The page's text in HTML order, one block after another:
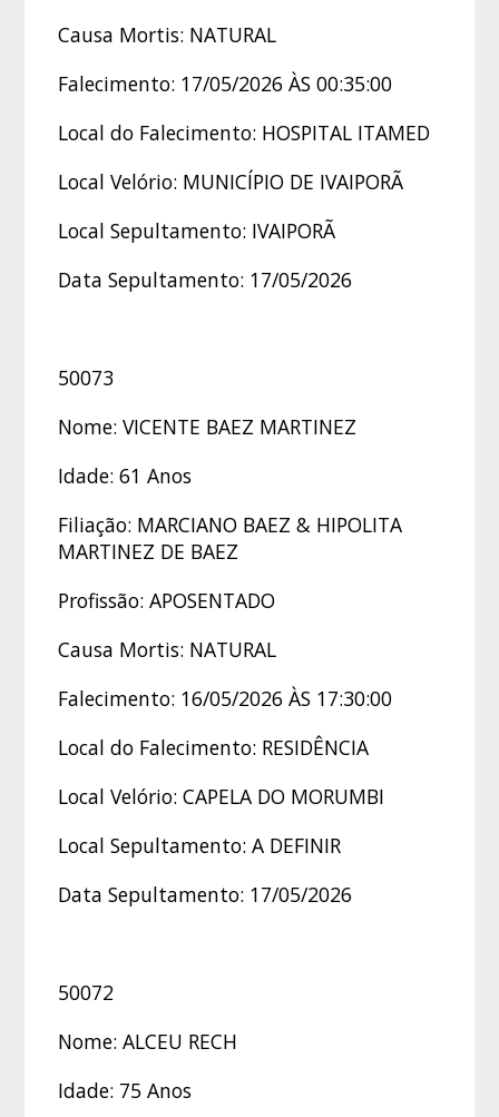
Causa Mortis: NATURAL
Falecimento: 17/05/2026 ÀS 00:35:00
Local do Falecimento: HOSPITAL ITAMED
Local Velório: MUNICÍPIO DE IVAIPORÃ
Local Sepultamento: IVAIPORÃ
Data Sepultamento: 17/05/2026
50073
Nome: VICENTE BAEZ MARTINEZ
Idade: 61 Anos
Filiação: MARCIANO BAEZ & HIPOLITA
MARTINEZ DE BAEZ
Profissão: APOSENTADO
Causa Mortis: NATURAL
Falecimento: 16/05/2026 ÀS 17:30:00
Local do Falecimento: RESIDÊNCIA
Local Velório: CAPELA DO MORUMBI
Local Sepultamento: A DEFINIR
Data Sepultamento: 17/05/2026
50072
Nome: ALCEU RECH
Idade: 75 Anos